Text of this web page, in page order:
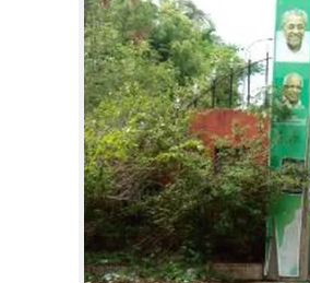
LIFESTYLE
SPIRITUAL